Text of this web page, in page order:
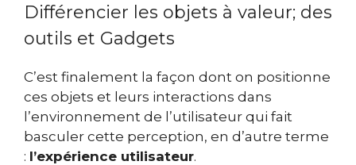
Différencier les objets à valeur; des
outils et Gadgets
C’est finalement la façon dont on positionne
ces objets et leurs interactions dans
l’environnement de l’utilisateur qui fait
basculer cette perception, en d’autre terme
: l’expérience utilisateur.